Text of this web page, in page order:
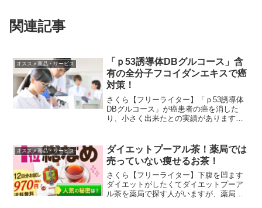
関連記事
オススメ商品・サービス
「ｐ53誘導体DBグルコース」含
有の全分子フコイダンエキスで癌
対策！
さくら【フリーライター】「ｐ53誘導体
DBグルコース」が癌患者の癌を消した
り、小さく出来たとの実績があります。
この「ｐ53誘導体DBグルコース」を配合
したフコイダン商品...
オススメ商品・サービス
ダイエットプーアル茶！薬局では
売っていない痩せるお茶！
さくら【フリーライター】下腹を凹ます
ダイエットがしたくてダイエットプーア
ル茶を薬局で探す人がいますが、薬局で